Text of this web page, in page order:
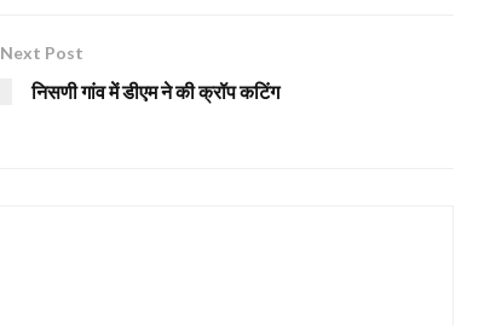
Next Post
निसणी गांव में डीएम ने की क्रॉप कटिंग